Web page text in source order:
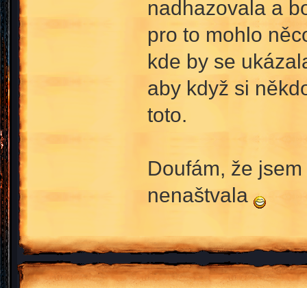
nadhazovala a
pro to mohlo
kde by se
aby když si
toto.
Doufám, že
nenaštvala